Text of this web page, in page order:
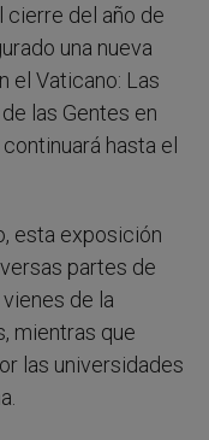
cierre del año de
una nueva
el Vaticano: Las
las Gentes en
hasta el
esta exposición
partes de
de la
mientras que
las universidades